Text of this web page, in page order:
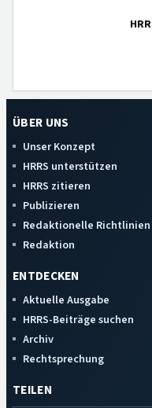
ÜBER UNS
Unser Konzept
HRRS unterstützen
HRRS zitieren
Publizieren
Redaktionelle Richtlinien
Redaktion
ENTDECKEN
Aktuelle Ausgabe
HRRS-Beiträge suchen
Archiv
Rechtsprechung
TEILEN